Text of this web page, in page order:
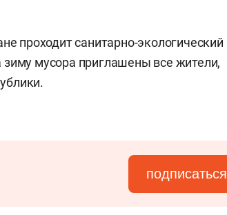
проходит санитарно-экологический
мусора приглашены все жители,
подписаться